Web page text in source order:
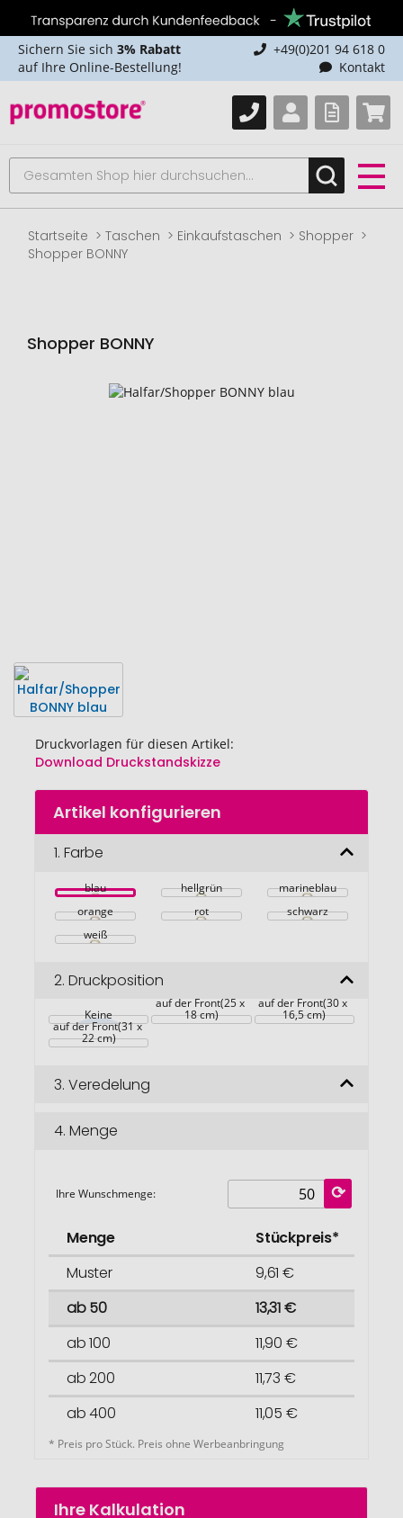
Sichern Sie sich 3% Rabatt
auf Ihre Online-Bestellung!
+49(0)201 94 618 0
Kontakt
Startseite Taschen Einkaufstaschen
Shopper
Shopper BONNY
Shopper BONNY
Druckvorlagen für diesen Artikel:
Download Druckstandskizze
Zum
Anfang
Bildgalerie
Artikel konfigurieren
1. Farbe
blau hellgrün
marineblau
orange
rot
schwarz
weiß
2. Druckposition
Keine
auf der Front(25 x
18 cm)
auf der Front(30 x
16,5 cm)
auf der Front(31 x
22 cm)
3. Veredelung
4. Menge
Ihre Wunschmenge:
Menge
Stückpreis*
Muster
9,61 €
ab 50
13,31 €
ab 100
11,90 €
ab 200
11,73 €
ab 400
11,05 €
* Preis pro Stück. Preis ohne Werbeanbringung
Ihre Kalkulation